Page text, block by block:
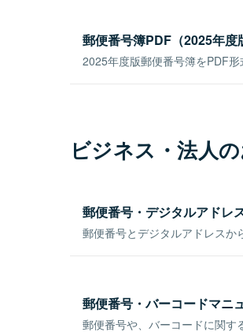
郵便番号簿PDF（2025年度
2025年度版郵便番号簿をPDF形
ビジネス・法人
郵便番号・デジタルアドレ
郵便番号とデジタルアドレスか
郵便番号・バーコードマニ
郵便番号や、バーコードに関す